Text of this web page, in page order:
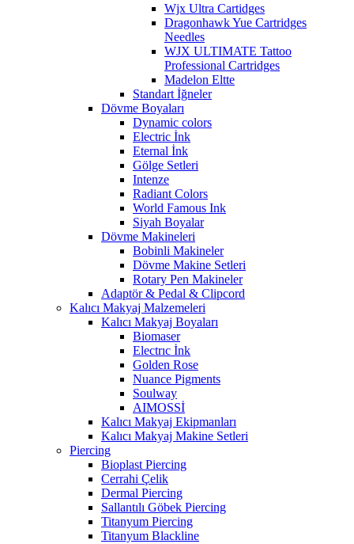
Wjx Ultra Cartidges
Dragonhawk Yue Cartridges
Needles
WJX ULTIMATE Tattoo
Professional Cartridges
Madelon Eltte
Standart İğneler
Dövme Boyaları
Dynamic colors
Electric İnk
Eternal İnk
Gölge Setleri
Intenze
Radiant Colors
World Famous Ink
Siyah Boyalar
Dövme Makineleri
Bobinli Makineler
Dövme Makine Setleri
Rotary Pen Makineler
Adaptör & Pedal & Clipcord
Kalıcı Makyaj Malzemeleri
Kalıcı Makyaj Boyaları
Biomaser
Electrıc İnk
Golden Rose
Nuance Pigments
Soulway
AIMOSSİ
Kalıcı Makyaj Ekipmanları
Kalıcı Makyaj Makine Setleri
Piercing
Bioplast Piercing
Cerrahi Çelik
Dermal Piercing
Sallantılı Göbek Piercing
Titanyum Piercing
Titanyum Blackline